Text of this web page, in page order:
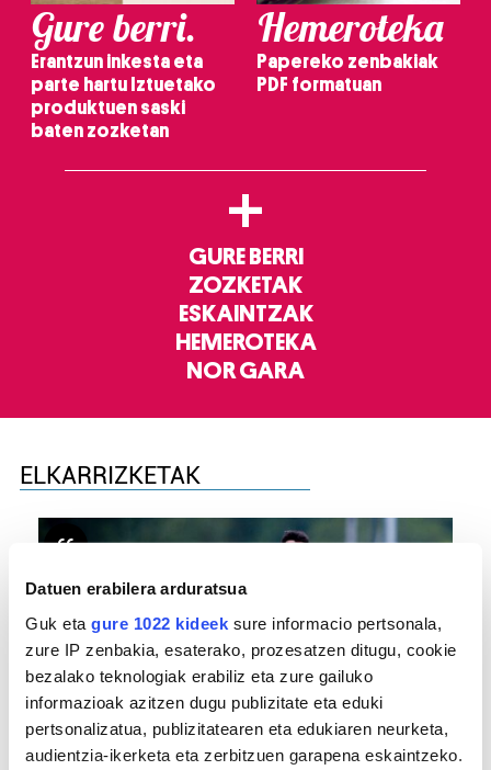
Datuen erabilera arduratsua
Guk eta gure 1022 kideek sure informacio pertsonala,
zure IP zenbakia, esaterako, prozesatzen ditugu, cookie
bezalako teknologiak erabiliz eta zure gailuko
informazioak azitzen dugu publizitate eta eduki
pertsonalizatua, publizitatearen eta edukiaren neurketa,
audientzia-ikerketa eta zerbitzuen garapena eskaintzeko.
Gure berri.
Erantzun inkesta eta
parte hartu Iztuetako
produktuen saski
baten zozketan
Hemeroteka
Papereko zenbakiak
PDF formatuan
+
GURE BERRI
ZOZKETAK
ESKAINTZAK
HEMEROTEKA
NOR GARA
ELKARRIZKETAK
FUTBOLA